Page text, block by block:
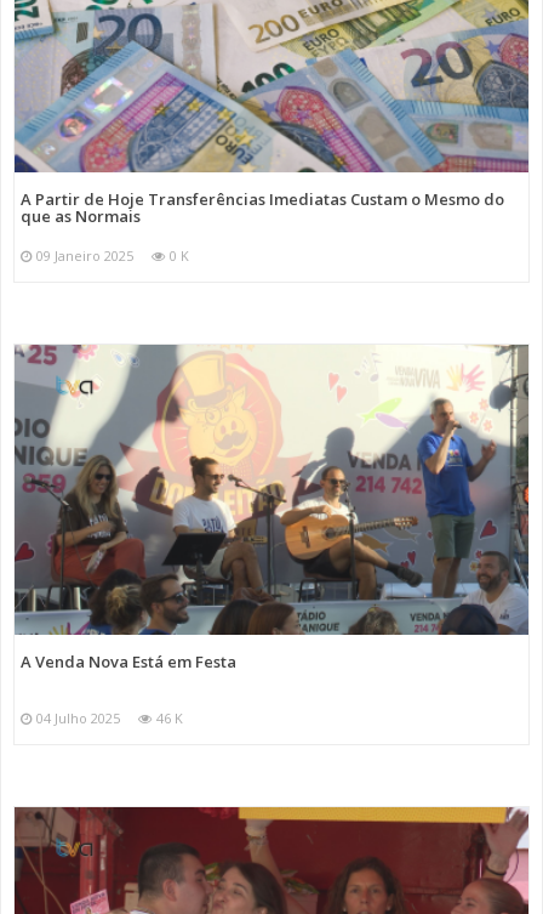
A Partir de Hoje Transferências Imediatas Custam o Mesmo do
que as Normais
09 Janeiro 2025 0 K
A Venda Nova Está em Festa
04 Julho 2025 46 K